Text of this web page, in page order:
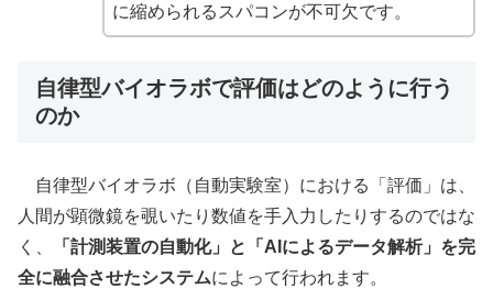
に縮められるスパコンが不可欠です。
自律型バイオラボで評価はどのように行う
のか
自律型バイオラボ（自動実験室）における「評価」は、
人間が顕微鏡を覗いたり数値を手入力したりするのではな
く、
「計測装置の自動化」と「AIによるデータ解析」を完
全に融合させたシステムによって行われます。